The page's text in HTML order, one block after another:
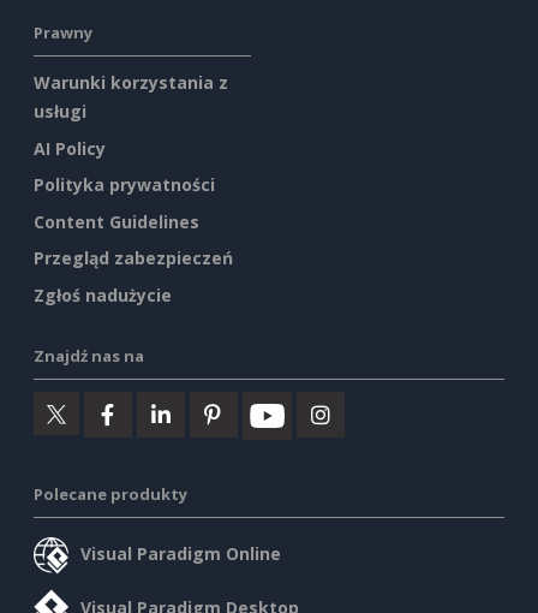
Prawny
Warunki korzystania z
usługi
AI Policy
Polityka prywatności
Content Guidelines
Przegląd zabezpieczeń
Zgłoś nadużycie
Znajdź nas na
Polecane produkty
Visual Paradigm Online
Visual Paradigm Desktop